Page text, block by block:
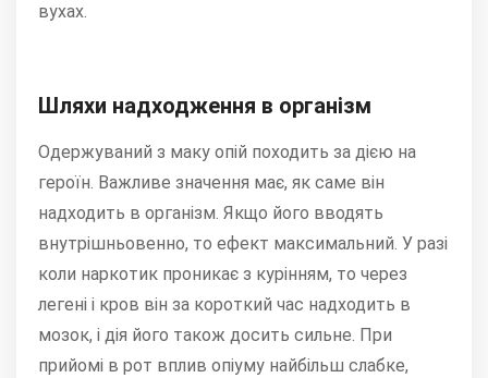
вухах.
Шляхи надходження в організм
Одержуваний з маку опій походить за дією на
героїн. Важливе значення має, як саме він
надходить в організм. Якщо його вводять
внутрішньовенно, то ефект максимальний. У разі
коли наркотик проникає з курінням, то через
легені і кров він за короткий час надходить в
мозок, і дія його також досить сильне. При
прийомі в рот вплив опіуму найбільш слабке,